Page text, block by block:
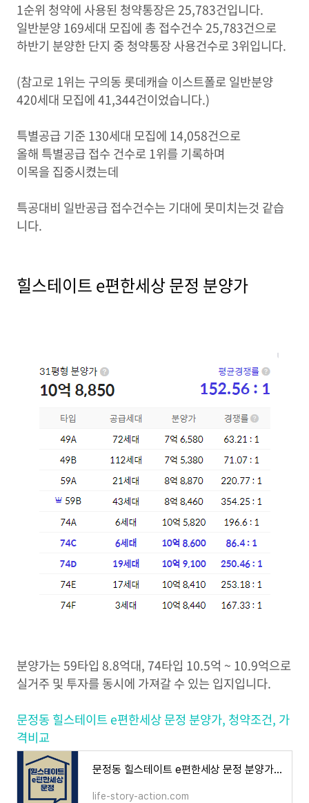
1순위 청약에 사용된 청약통장은 25,783건입니다.
일반분양 169세대 모집에 총 접수건수 25,783건으로
하반기 분양한 단지 중 청약통장 사용건수로 3위입니다.
(참고로 1위는 구의동 롯데캐슬 이스트폴로 일반분양
420세대 모집에 41,344건이었습니다.)
특별공급 기준 130세대 모집에 14,058건으로
올해 특별공급 접수 건수로 1위를 기록하며
이목을 집중시켰는데
특공대비 일반공급 접수건수는 기대에 못미치는것 같습
니다.
힐스테이트 e편한세상 문정 분양가
분양가는 59타입 8.8억대, 74타입 10.5억 ~ 10.9억으로
실거주 및 투자를 동시에 가져갈 수 있는 입지입니다.
문정동 힐스테이트 e편한세상 문정 분양가, 청약조건, 가
격비교
문정동 힐스테이트 e편한세상 문정 분양가, 청약조건, 가격비교
life-story-action.com